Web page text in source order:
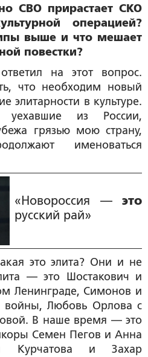
СВО прирастает СКО
операцией?
выше и что мешает
повестки?
на этот вопрос.
что необходим новый
элитарности в культуре.
из России,
грязью мою страну,
именоваться
«Новороссия — это
русский рай»
это элита? Они и не
— это Шостакович и
Ленинграде, Симонов и
войны, Любовь Орлова с
В наше время — это
Семен Пегов и Анна
Курчатова и Захар